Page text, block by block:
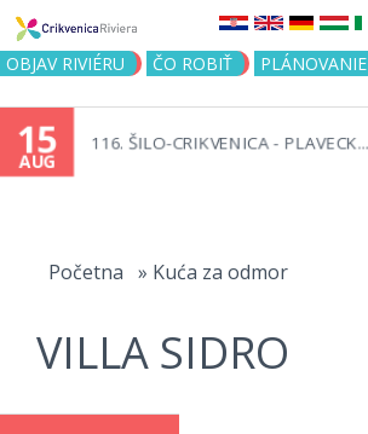
Jump to navigation
OBJAV RIVIÉRU ČO ROBIŤ
15
AUG
116. ŠILO-CRIKVENICA - PLAVECK...
Početna » Kuća za odmor
VILLA SIDRO